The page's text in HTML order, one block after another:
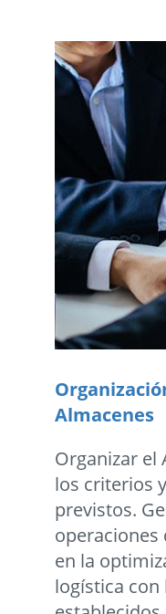
Almacenes
Organizar el
los criterios
previstos.
operaciones
en la
logística